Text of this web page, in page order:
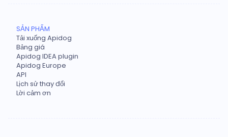
SẢN PHẨM
Tải xuống Apidog
Bảng giá
Apidog IDEA plugin
Apidog Europe
API
Lịch sử thay đổi
Lời cảm ơn